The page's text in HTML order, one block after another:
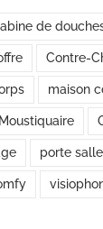
de
Contre-
maison
Moustiquaire
porte